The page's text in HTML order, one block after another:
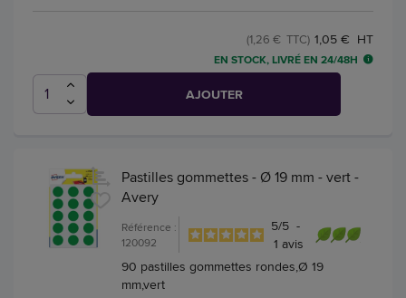
1,05 € HT
(1,26 € TTC)
EN STOCK, LIVRÉ EN 24/48H
AJOUTER
Pastilles gommettes - Ø 19 mm - vert -
Avery
Référence :
120092
5/5 -
1 avis
90 pastilles gommettes rondes,Ø 19
mm,vert